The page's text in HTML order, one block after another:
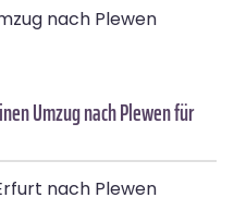
nach Plewen
Umzug nach Plewen für
nach Plewen